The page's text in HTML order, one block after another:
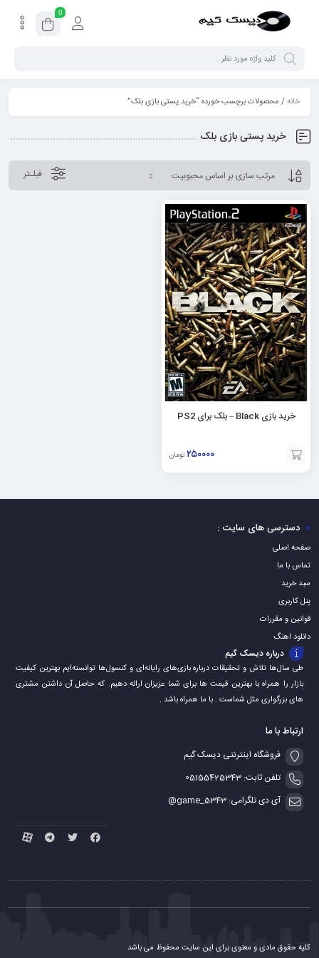
0
خانه/ محصولات برچسب خورده “خرید پستی بازی بلک”
خرید پستی بازی بلک
فیلـتر
خرید بازی Black – بلک برای PS2
۲۵۰۰۰۰ تومان
افزودن
به
دسترسی های سایت :
صفحه اصلی
تماس با ما
سبد خرید
پنل کاربری
قوانین و مقررات
دانلود اهنگ
درباره دیسک گیم
طی سال‌ها تلاش و تحقیقات درباره بازی‌های رایانه‌ای و کنسول‌ها توانسته‌ایم بهترین کیفیت
بازار را همراه با بهترین قیمت ها برای شما عزیزان ارائه دهیم. که حاصل آن داشتن مشتری
های بزرگواری مثل شماست . با ما همراه باشد .
ارتباط با ما
فروشگاه اینترنتی دیسک گیم
تلفن ثابت: 05155425343
آی دی تلگرامی: game_5343@
کلیه حقوق مادی و معنوی برای این سایت محفوظ می باشد